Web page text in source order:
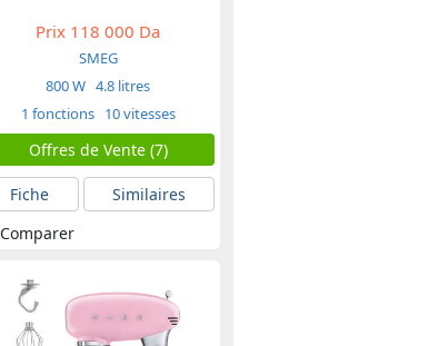
Prix 118 000 Da
SMEG
800 W 4.8 litres
1 fonctions 10 vitesses
Offres de Vente (7)
Fiche
Similaires
Comparer